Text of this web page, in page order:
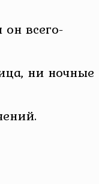
он всего-
ни ночные